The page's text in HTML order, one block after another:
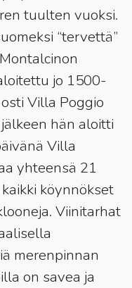
tuulten vuoksi.
“tervettä”
jo 1500-
Villa Poggio
hän aloitti
Villa
yhteensä 21
köynnökset
Viinitarhat
merenpinnan
on savea ja